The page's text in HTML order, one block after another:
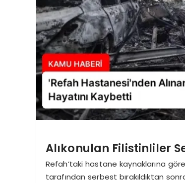
Alıkonulan Filistinliler
Refah’taki hastane kaynaklarına
tarafından serbest bırakıldıktan